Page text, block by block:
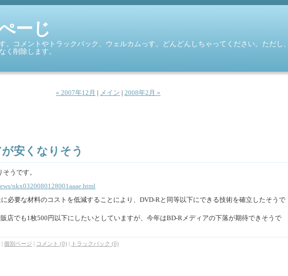
ーじ
。コメントやトラックバック、ウェルカムっす。どんどんしちゃってください。ただし
く削除します。
« 2007年12月 | メイン | 2008年2月 »
安くなりそう
うです。
nkx0320080128001aaae.html
必要な材料のコストを低減することにより、DVD-Rと同等以下にできる技術を確立したそうで
店でも1枚500円以下にしたいとしていますが、今年はBD-Rメディアの下落が期待できそうで
| 個別ページ | コメント (0) | トラックバック (0)